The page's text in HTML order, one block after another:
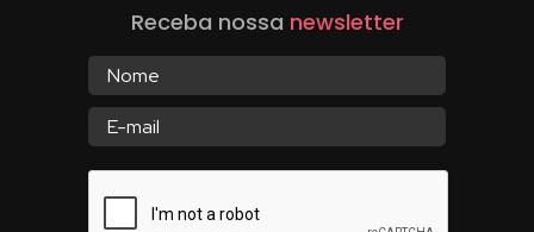
Receba nossa newsletter